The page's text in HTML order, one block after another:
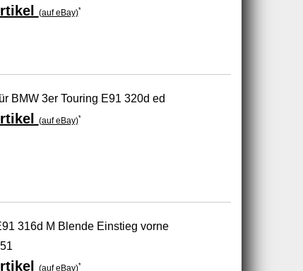
(auf eBay)*
BMW 3er Touring E91 320d ed
(auf eBay)*
316d M Blende Einstieg vorne
(auf eBay)*